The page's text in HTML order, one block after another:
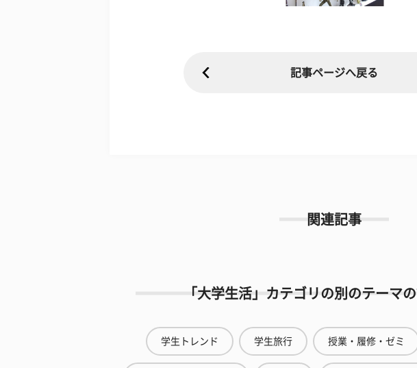
記事ページへ戻る
関連記事
「大学生活」カテゴリの別のテーマ
学生トレンド 学生旅行 授業・履修・ゼミ